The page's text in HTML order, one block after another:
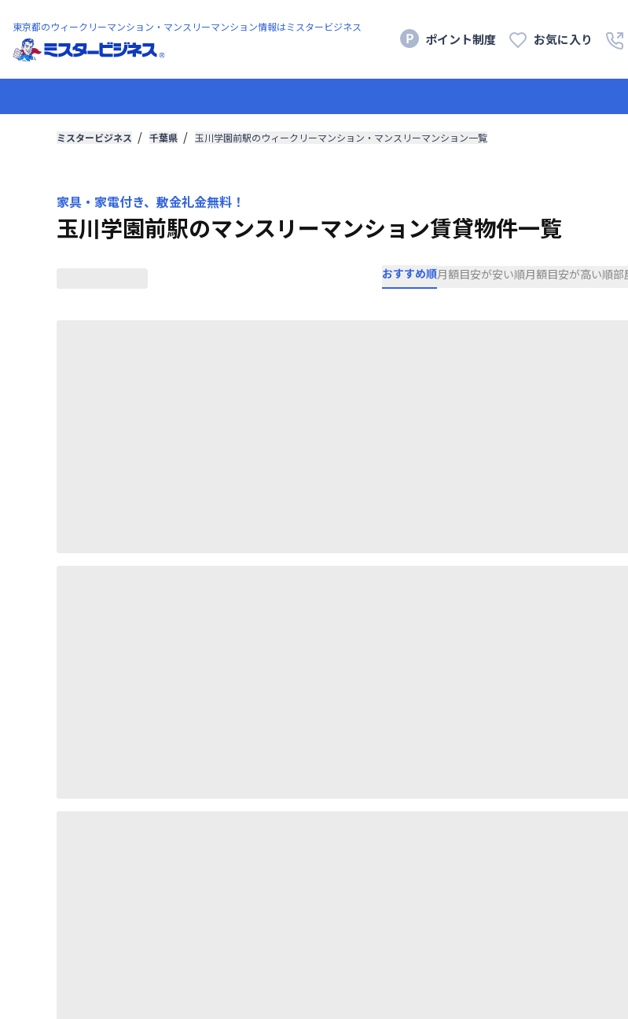
東京都のウィークリーマンション・マンスリーマンション情報はミスタービジネス
ポイント制度 お気に入り
ミスタービジネス 千葉県 玉川学園前駅のウィークリーマンション・マンスリーマンション一覧
家具・家電付き、敷金礼金無料！
玉川学園前駅のマンスリーマンション賃貸物件一覧
おすすめ順月額目安が安い順月額目安が高い順部